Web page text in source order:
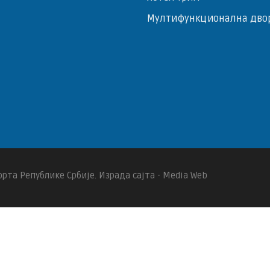
Мултифункционална
Републике Србије. Израда сајта - Media Web